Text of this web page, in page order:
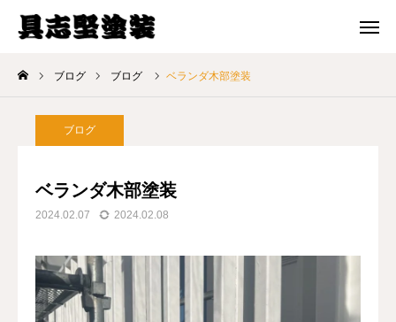
ブログ ブログ ベランダ木部塗装
ブログ
ベランダ木部塗装
2024.02.07 2024.02.08
メール 問合せ
ホーム
料金プラン
ブログ